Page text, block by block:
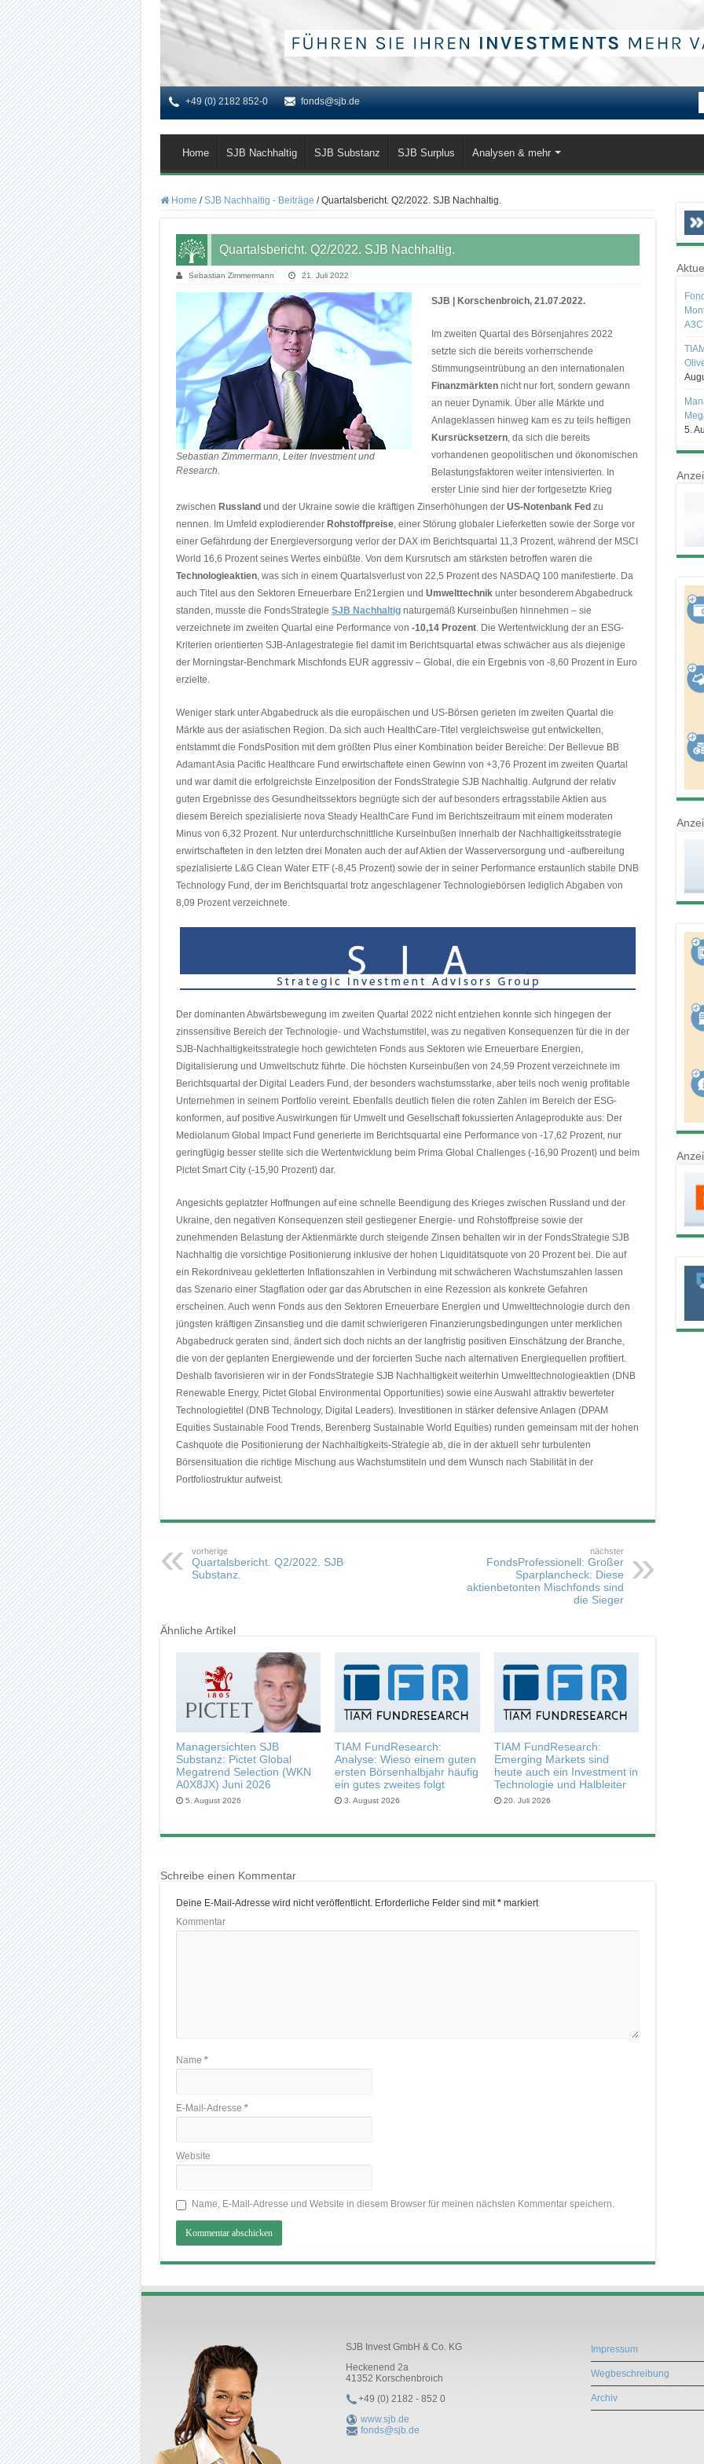
+49 (0) 2182 852-0 fonds@sjb.de
Home SJB Nachhaltig SJB Substanz SJB Surplus Analysen & mehr
Home / SJB Nachhaltig - Beiträge / Quartalsbericht. Q2/2022. SJB Nachhaltig.
Quartalsbericht. Q2/2022. SJB Nachhaltig.
Sebastian Zimmermann 21. Juli 2022
Sebastian Zimmermann, Leiter Investment und
Research.
SJB | Korschenbroich, 21.07.2022.
Im zweiten Quartal des Börsenjahres 2022
setzte sich die bereits vorherrschende
Stimmungseintrübung an den internationalen
Finanzmärktennicht nur fort, sondern gewann
an neuer Dynamik. Über alle Märkte und
Anlageklassen hinweg kam es zu teils heftigen
Kursrücksetzern, da sich die bereits
vorhandenen geopolitischen und ökonomischen
Belastungsfaktoren weiter intensivierten. In
erster Linie sind hier der fortgesetzte Krieg
zwischen Russland und der Ukraine sowie die kräftigen Zinserhöhungen der US-Notenbank Fed zu
nennen. Im Umfeld explodierender Rohstoffpreise, einer Störung globaler Lieferketten sowie der Sorge vor
einer Gefährdung der Energieversorgung verlor der DAX im Berichtsquartal 11,3 Prozent, während der MSCI
World 16,6 Prozent seines Wertes einbüßte. Von dem Kursrutsch am stärksten betroffen waren die
Technologieaktien, was sich in einem Quartalsverlust von 22,5 Prozent des NASDAQ 100 manifestierte. Da
auch Titel aus den Sektoren Erneuerbare En21ergien und Umwelttechnikunter besonderem Abgabedruck
standen, musste die FondsStrategie SJB Nachhaltignaturgemäß Kurseinbußen hinnehmen – sie
verzeichnete im zweiten Quartal eine Performance von -10,14 Prozent. Die Wertentwicklung der an ESG-
Kriterien orientierten SJB-Anlagestrategie fiel damit im Berichtsquartal etwas schwächer aus als diejenige
der Morningstar-Benchmark Mischfonds EUR aggressiv – Global, die ein Ergebnis von -8,60 Prozent in Euro
erzielte.
Weniger stark unter Abgabedruck als die europäischen und US-Börsen gerieten im zweiten Quartal die
Märkte aus der asiatischen Region. Da sich auch HealthCare-Titel vergleichsweise gut entwickelten,
entstammt die FondsPosition mit dem größten Plus einer Kombination beider Bereiche: Der Bellevue BB
Adamant Asia Pacific Healthcare Fund erwirtschaftete einen Gewinn von +3,76 Prozent im zweiten Quartal
und war damit die erfolgreichste Einzelposition der FondsStrategie SJB Nachhaltig. Aufgrund der relativ
guten Ergebnisse des Gesundheitssektors begnügte sich der auf besonders ertragsstabile Aktien aus
diesem Bereich spezialisierte nova Steady HealthCare Fund im Berichtszeitraum mit einem moderaten
Minus von 6,32 Prozent. Nur unterdurchschnittliche Kurseinbußen innerhalb der Nachhaltigkeitsstrategie
erwirtschafteten in den letzten drei Monaten auch der auf Aktien der Wasserversorgung und -aufbereitung
spezialisierte L&G Clean Water ETF (-8,45 Prozent) sowie der in seiner Performance erstaunlich stabile DNB
Technology Fund, der im Berichtsquartal trotz angeschlagener Technologiebörsen lediglich Abgaben von
8,09 Prozent verzeichnete.
Der dominanten Abwärtsbewegung im zweiten Quartal 2022 nicht entziehen konnte sich hingegen der
zinssensitive Bereich der Technologie- und Wachstumstitel, was zu negativen Konsequenzen für die in der
SJB-Nachhaltigkeitsstrategie hoch gewichteten Fonds aus Sektoren wie Erneuerbare Energien,
Digitalisierung und Umweltschutz führte. Die höchsten Kurseinbußen von 24,59 Prozent verzeichnete im
Berichtsquartal der Digital Leaders Fund, der besonders wachstumsstarke, aber teils noch wenig profitable
Unternehmen in seinem Portfolio vereint. Ebenfalls deutlich fielen die roten Zahlen im Bereich der ESG-
konformen, auf positive Auswirkungen für Umwelt und Gesellschaft fokussierten Anlageprodukte aus: Der
Mediolanum Global Impact Fund generierte im Berichtsquartal eine Performance von -17,62 Prozent, nur
geringfügig besser stellte sich die Wertentwicklung beim Prima Global Challenges (-16,90 Prozent) und beim
Pictet Smart City (-15,90 Prozent) dar.
Angesichts geplatzter Hoffnungen auf eine schnelle Beendigung des Krieges zwischen Russland und der
Ukraine, den negativen Konsequenzen steil gestiegener Energie- und Rohstoffpreise sowie der
zunehmenden Belastung der Aktienmärkte durch steigende Zinsen behalten wir in der FondsStrategie SJB
Nachhaltig die vorsichtige Positionierung inklusive der hohen Liquiditätsquote von 20 Prozent bei. Die auf
ein Rekordniveau gekletterten Inflationszahlen in Verbindung mit schwächeren Wachstumszahlen lassen
das Szenario einer Stagflation oder gar das Abrutschen in eine Rezession als konkrete Gefahren
erscheinen. Auch wenn Fonds aus den Sektoren Erneuerbare Energien und Umwelttechnologie durch den
jüngsten kräftigen Zinsanstieg und die damit schwierigeren Finanzierungsbedingungen unter merklichen
Abgabedruck geraten sind, ändert sich doch nichts an der langfristig positiven Einschätzung der Branche,
die von der geplanten Energiewende und der forcierten Suche nach alternativen Energiequellen profitiert.
Deshalb favorisieren wir in der FondsStrategie SJB Nachhaltigkeit weiterhin Umwelttechnologieaktien (DNB
Renewable Energy, Pictet Global Environmental Opportunities) sowie eine Auswahl attraktiv bewerteter
Technologietitel (DNB Technology, Digital Leaders). Investitionen in stärker defensive Anlagen (DPAM
Equities Sustainable Food Trends, Berenberg Sustainable World Equities) runden gemeinsam mit der hohen
Cashquote die Positionierung der Nachhaltigkeits-Strategie ab, die in der aktuell sehr turbulenten
Börsensituation die richtige Mischung aus Wachstumstiteln und dem Wunsch nach Stabilität in der
Portfoliostruktur aufweist.
vorherige
Quartalsbericht. Q2/2022. SJB
Substanz.
nächster
FondsProfessionell: Großer
Sparplancheck: Diese
aktienbetonten Mischfonds sind
die Sieger
Ähnliche Artikel
Managersichten SJB
Substanz: Pictet Global
Megatrend Selection (WKN
A0X8JX) Juni 2026
5. August 2026
TIAM FundResearch:
Analyse: Wieso einem guten
ersten Börsenhalbjahr häufig
ein gutes zweites folgt
3. August 2026
TIAM FundResearch:
Emerging Markets sind
heute auch ein Investment in
Technologie und Halbleiter
20. Juli 2026
Schreibe einen Kommentar
Deine E-Mail-Adresse wird nicht veröffentlicht. Erforderliche Felder sind mit *markiert
Kommentar
Name *
E-Mail-Adresse *
Website
Name, E-Mail-Adresse und Website in diesem Browser für meinen nächsten Kommentar speichern.
5.
SJB Invest GmbH & Co. KG
Heckenend 2a
41352 Korschenbroich
+49 (0) 2182 - 852 0
www.sjb.de
fonds@sjb.de
Impressum
Wegbeschreibung
Archiv